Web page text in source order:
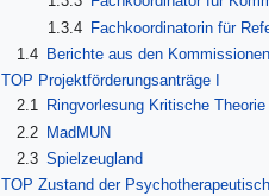
1.3.4 Fachkoordinatorin für
1.4
Berichte aus den Kommissionen
TOP Projektförderungsanträge I
2.1
Ringvorlesung Kritische Theorie
2.2 MadMUN
2.3 Spielzeugland
TOP Zustand der